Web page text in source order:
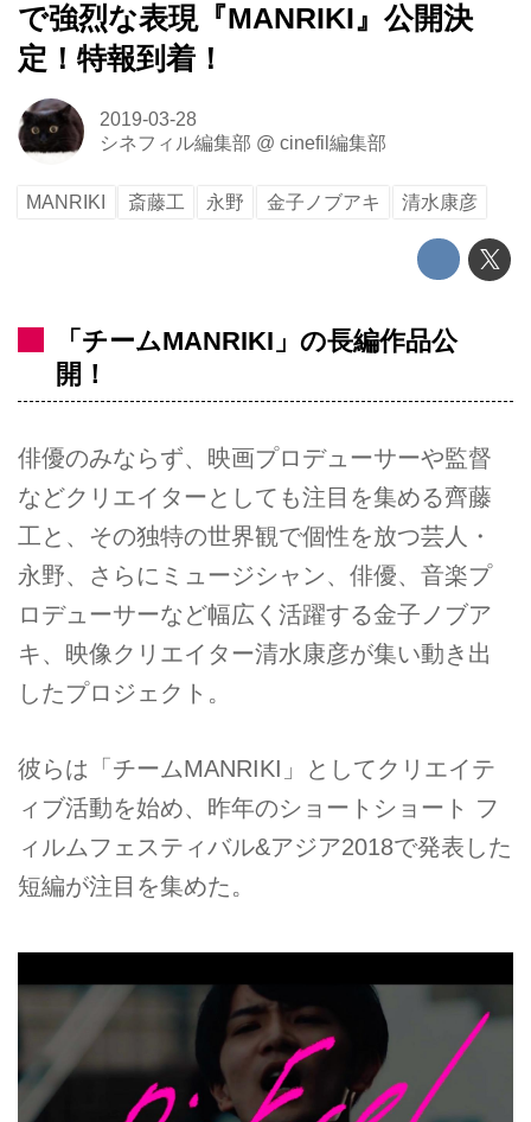
で強烈な表現『MANRIKI』公開決
定！特報到着！
2019-03-28
シネフィル編集部 @ cinefil編集部
MANRIKI 斎藤工 永野 金子ノブアキ 清水康彦
「チームMANRIKI」の長編作品公
開！
俳優のみならず、映画プロデューサーや監督
などクリエイターとしても注目を集める齊藤
工と、その独特の世界観で個性を放つ芸人・
永野、さらにミュージシャン、俳優、音楽プ
ロデューサーなど幅広く活躍する金子ノブア
キ、映像クリエイター清水康彦が集い動き出
したプロジェクト。
彼らは「チームMANRIKI」としてクリエイテ
ィブ活動を始め、昨年のショートショート フ
ィルムフェスティバル&アジア2018で発表した
短編が注目を集めた。